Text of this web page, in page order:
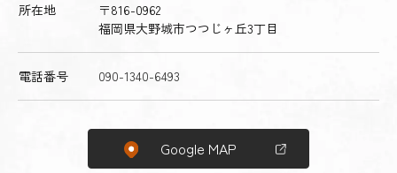
所在地
〒816-0962
福岡県大野城市つつじヶ丘3丁目
電話番号 090-1340-6493
Google MAP